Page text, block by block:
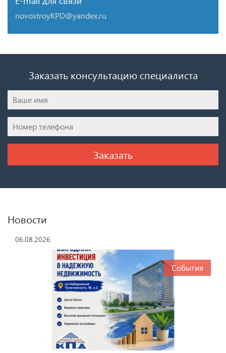
novostroyKPD@yandex.ru
Заказать консультацию специалиста
Новости
06.08.2026
События